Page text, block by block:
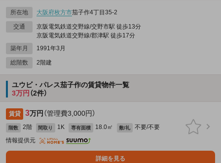
所在地 大阪府枚方市茄子作4丁目35-2
交通
京阪電気鉄道交野線/交野市駅 徒歩13分
京阪電気鉄道交野線/郡津駅 徒歩17分
築年月
1991年3月
総階数 2階建
ユウビ・パレス茄子作の賃貸物件一覧
3万円 （2件）
賃貸 3万円 （管理費3,000円）
階数 2階 間取り 1K 専有面積 18.0㎡ 敷/礼
不要/不要
情報提供元
詳細を見る